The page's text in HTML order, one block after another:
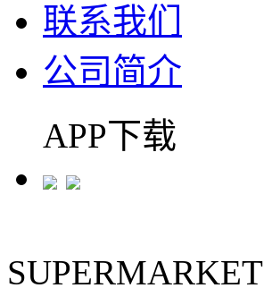
联系我们
公司简介
APP下载
SUPERMARKET